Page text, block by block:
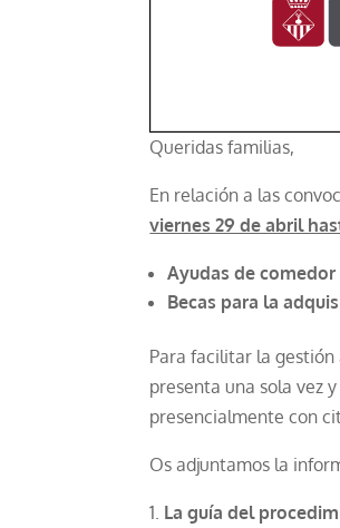
Queridas familias,
En relación a las
viernes 29 de abril
Ayudas de
Becas para la
Para facilitar la gestión
presenta una sola vez
presencialmente con
Os adjuntamos la
La guía del